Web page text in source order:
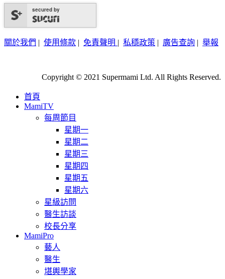
secured by
關於我們 | 使用條款 | 免責聲明 | 私穩政策 | 廣告查詢 | 舉報
Copyright © 2021 Supermami Ltd. All Rights Reserved.
首頁
MamiTV
每周節目
星期一
星期二
星期三
星期四
星期五
星期六
星級訪問
醫生訪談
校長分享
MamiPro
藝人
醫生
堪輿學家